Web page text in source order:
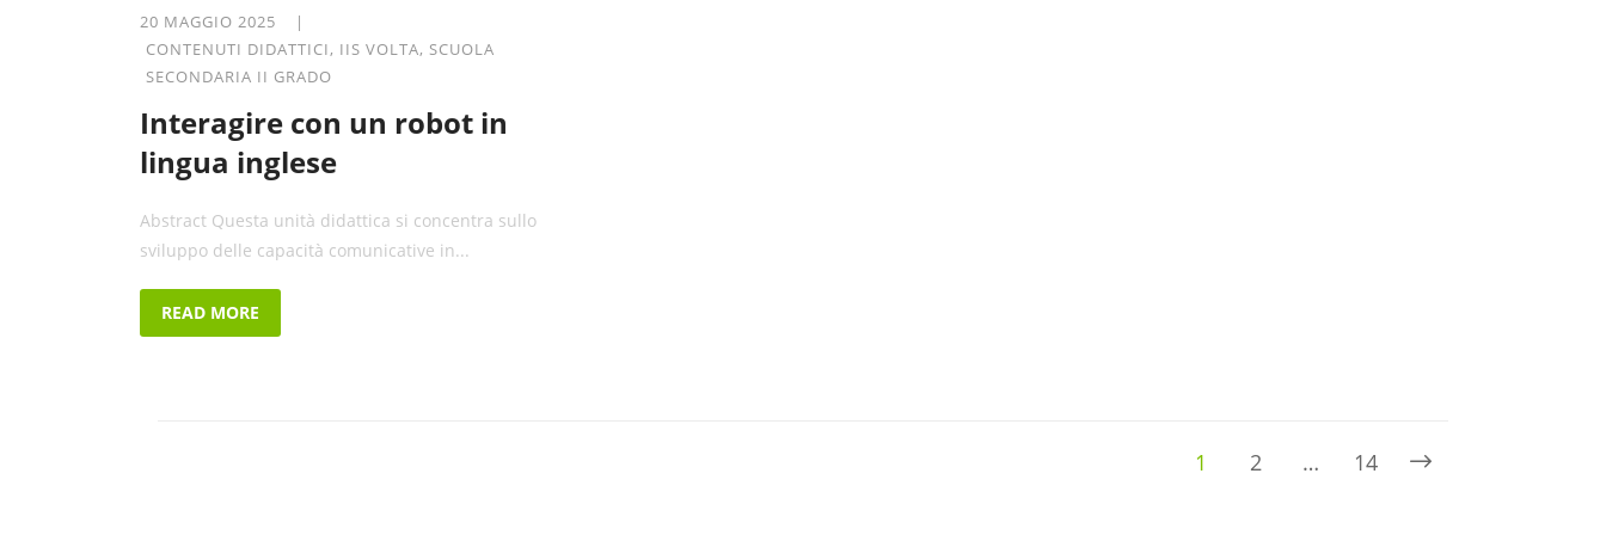
20 MAGGIO 2025 |
CONTENUTI DIDATTICI, IIS VOLTA, SCUOLA
SECONDARIA II GRADO
Interagire con un robot in
lingua inglese
Abstract Questa unità didattica si concentra sullo
sviluppo delle capacità comunicative in...
READ MORE
1 2 … 14